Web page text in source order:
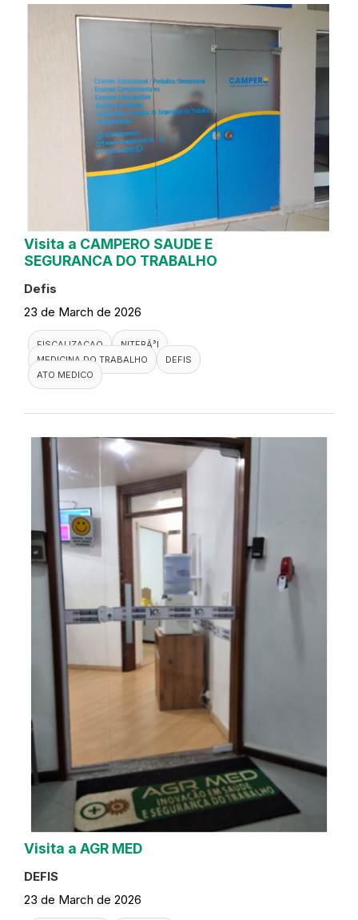
Visita a CAMPERO SAUDE E
SEGURANCA DO TRABALHO
Defis
23 de March de 2026
FISCALIZACAO
NITERÃ³I
MEDICINA DO TRABALHO
DEFIS
ATO MEDICO
Visita a AGR MED
DEFIS
23 de March de 2026